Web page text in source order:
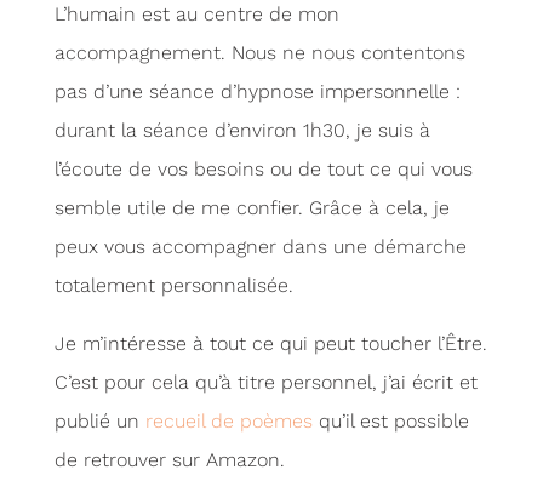
L’humain est au centre de mon
accompagnement. Nous ne nous contentons
pas d’une séance d’hypnose impersonnelle :
durant la séance d’environ 1h30, je suis à
l’écoute de vos besoins ou de tout ce qui vous
semble utile de me confier. Grâce à cela, je
peux vous accompagner dans une démarche
totalement personnalisée.
Je m’intéresse à tout ce qui peut toucher l’Être.
C’est pour cela qu’à titre personnel, j’ai écrit et
publié un recueil de poèmesqu’il est possible
de retrouver sur Amazon.